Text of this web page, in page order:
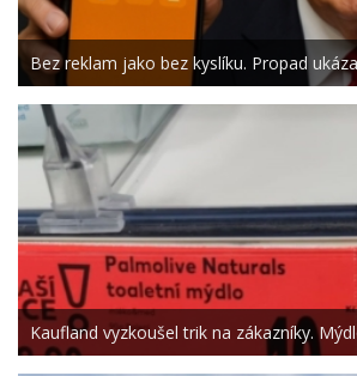
Bez reklam jako bez kyslíku. Propad
Kaufland vyzkoušel trik na zákazníky.